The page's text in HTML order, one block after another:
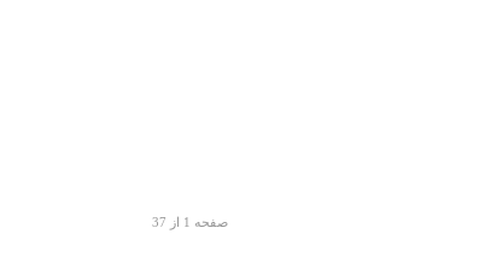
صفحه 1 از 37